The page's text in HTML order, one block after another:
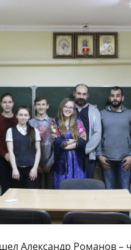
Александр Романов –